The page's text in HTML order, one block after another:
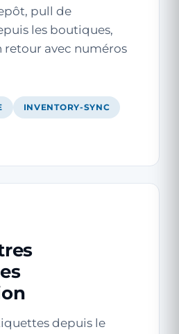
pull de
les boutiques,
retour avec numéros
INVENTORY-SYNC
depuis le